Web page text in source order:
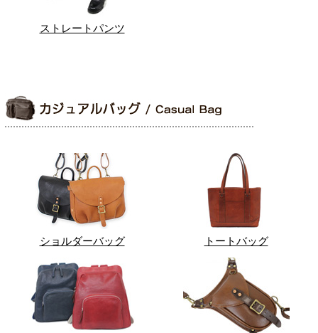
ストレートパンツ
ショルダーバッグ トートバッグ